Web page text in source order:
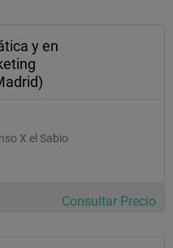
y en
X el Sabio
Consultar Precio